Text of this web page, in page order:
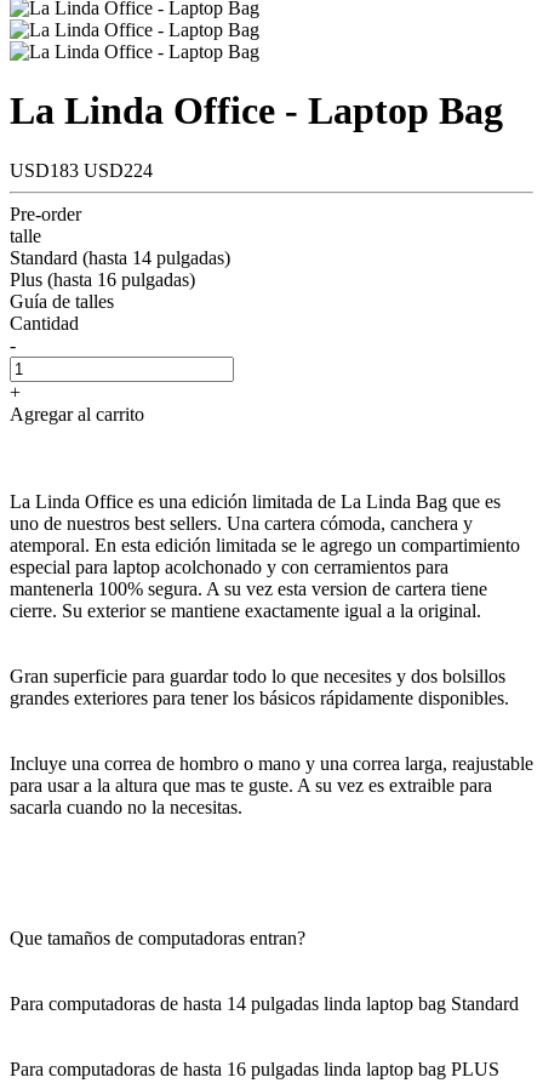
La Linda Office - Laptop Bag
USD183 USD224
Pre-order
talle
Standard (hasta 14 pulgadas)
Plus (hasta 16 pulgadas)
Guía de talles
Cantidad
-
+
Agregar al carrito
La Linda Office es una edición limitada de La Linda Bag que es
uno de nuestros best sellers. Una cartera cómoda, canchera y
atemporal. En esta edición limitada se le agrego un compartimiento
especial para laptop acolchonado y con cerramientos para
mantenerla 100% segura. A su vez esta version de cartera tiene
cierre. Su exterior se mantiene exactamente igual a la original.
Gran superficie para guardar todo lo que necesites y dos bolsillos
grandes exteriores para tener los básicos rápidamente disponibles.
Incluye una correa de hombro o mano y una correa larga, reajustable
para usar a la altura que mas te guste. A su vez es extraible para
sacarla cuando no la necesitas.
Que tamaños de computadoras entran?
Para computadoras de hasta 14 pulgadas linda laptop bag Standard
Para computadoras de hasta 16 pulgadas linda laptop bag PLUS